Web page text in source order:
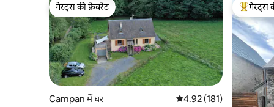
गेस्ट्स की फ़ेवरेट
गेस्ट्स की फ़ेवरेट
Campan में घर औसत रेटिंग 5 में से 4.92, 181
4.92 (181)
गेस्ट्स का
गेस्ट्स